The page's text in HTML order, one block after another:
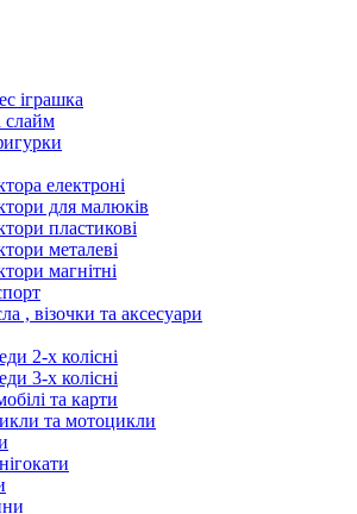
іграшка
слайм
електроні
для малюків
пластикові
металеві
магнітні
, візочки та аксесуари
2-х колісні
3-х колісні
та карти
та мотоцикли